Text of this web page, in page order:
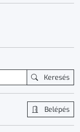
Keresés
Belépés